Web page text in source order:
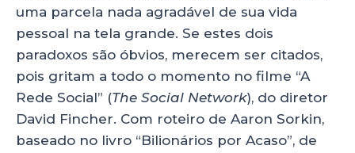
uma parcela nada agradável de sua vida
pessoal na tela grande. Se estes dois
paradoxos são óbvios, merecem ser citados,
pois gritam a todo o momento no filme “A
Rede Social” (The Social Network), do diretor
David Fincher. Com roteiro de Aaron Sorkin,
baseado no livro “Bilionários por Acaso”, de